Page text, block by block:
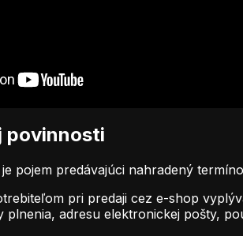
povinnosti
pojem predávajúci nahradený
pri predaji cez e-shop
plnenia, adresu elektronickej pošty,